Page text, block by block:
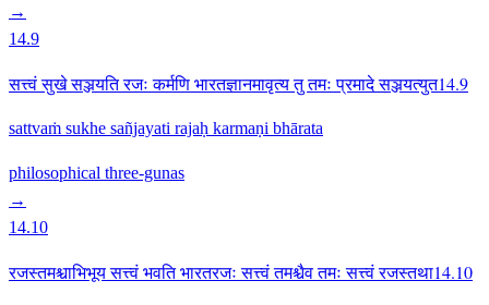
→
14.9
सत्त्वं सुखे सञ्जयति रजः कर्मणि भारतज्ञानमावृत्य तु तमः प्रमादे सञ्जयत्युत14.9
sattvaṁ sukhe sañjayati rajaḥ karmaṇi bhārata
philosophical three-gunas
→
14.10
रजस्तमश्चाभिभूय सत्त्वं भवति भारतरजः सत्त्वं तमश्चैव तमः सत्त्वं रजस्तथा14.10